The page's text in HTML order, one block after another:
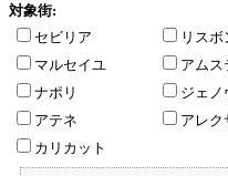
対象街:
セビリア
リスボ
マルセイユ
アムス
ナポリ
ジェノ
アテネ
アレク
カリカット